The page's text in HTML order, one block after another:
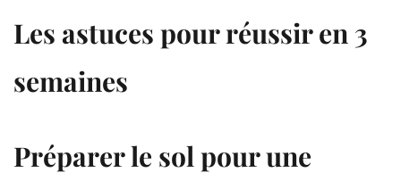
Les astuces pour réussir en 3
semaines
Préparer le sol pour une